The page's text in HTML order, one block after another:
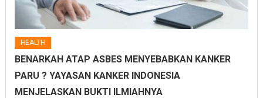
HEALTH
BENARKAH ATAP ASBES MENYEBABKAN KANKER
PARU ? YAYASAN KANKER INDONESIA
MENJELASKAN BUKTI ILMIAHNYA